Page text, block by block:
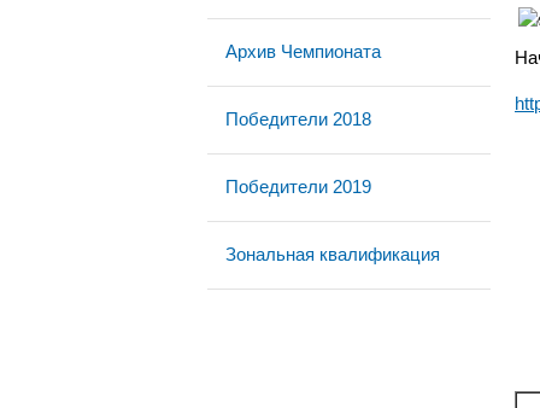
Архив Чемпионата
Победители 2018
Победители 2019
Зональная квалификация